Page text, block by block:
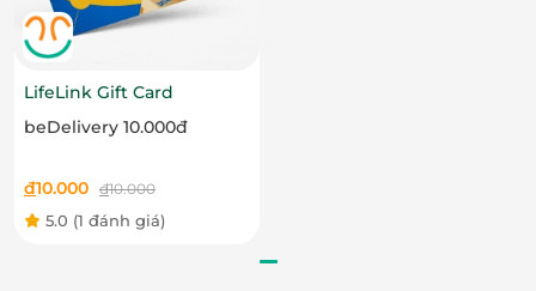
Snack như popcorn, khoai tây chiên lắc phomai
hay rong biển gây “nghiện”
Tất cả đều được chăm chút về chất lượng, mang
LifeLink Gift Card
beDelivery 10.000đ
đ10.000 đ10.000
5.0 (1 đánh giá)